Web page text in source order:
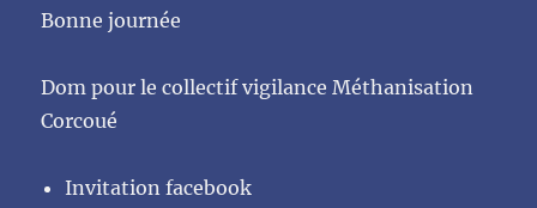
Bonne journée
Dom pour le collectif vigilance Méthanisation
Corcoué
Invitation facebook